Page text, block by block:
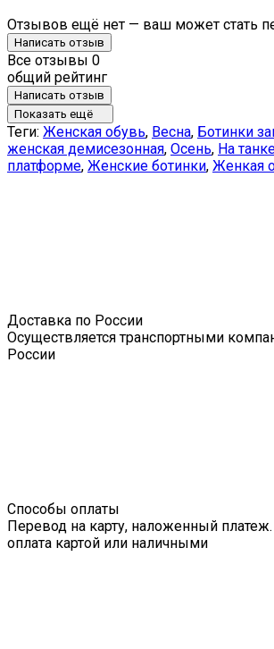
Отзывов ещё нет — ваш может стать
Написать отзыв
Все отзывы 0
общий рейтинг
Написать отзыв
Показать ещё
Теги: Женская обувь, Весна, Ботинки
женская демисезонная, Осень, На
платформе, Женские ботинки, Женкая
Доставка по России
Осуществляется транспортными
России
Способы оплаты
Перевод на карту, наложенный
оплата картой или наличными